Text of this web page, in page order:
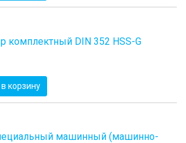
комплектный DIN 352 HSS-G
в корзину
машинный (машинно-